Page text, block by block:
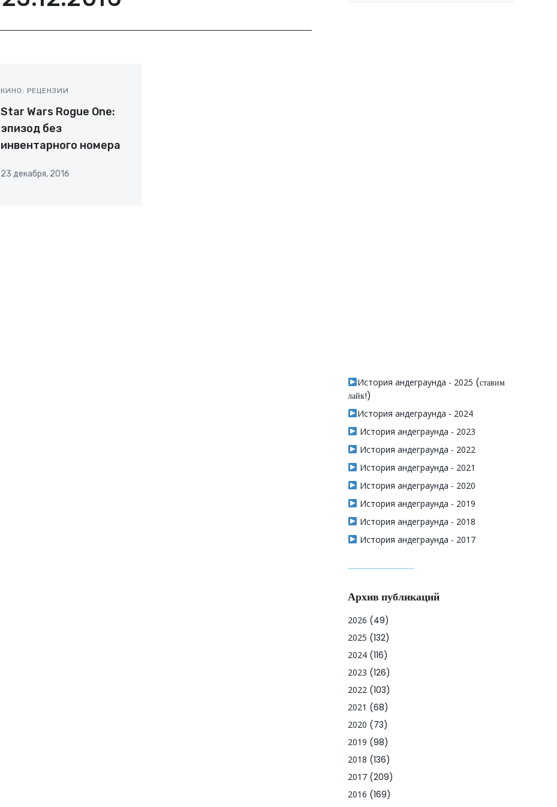
КИНО: РЕЦЕНЗИИ
Star Wars Rogue One:
эпизод без
инвентарного номера
23 декабря, 2016
История андеграунда - 2025 (ставим
лайк!)
История андеграунда - 2024
История андеграунда - 2023
История андеграунда - 2022
История андеграунда - 2021
История андеграунда - 2020
История андеграунда - 2019
История андеграунда - 2018
История андеграунда - 2017
Архив публикаций
2026 (49)
2025 (132)
2024 (116)
2023 (126)
2022 (103)
2021 (68)
2020 (73)
2019 (98)
2018 (136)
2017 (209)
2016 (169)